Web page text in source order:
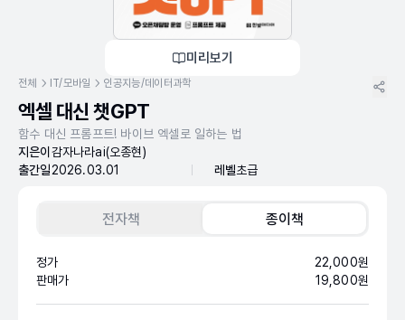
미리보기
전체 IT/모바일 인공지능/데이터과학
엑셀 대신 챗GPT
함수 대신 프롬프트! 바이브 엑셀로 일하는 법
지은이 감자나라ai(오종현)
출간일2026.03.01 레벨초급
전자책 종이책
정가 22,000원
판매가
19,800원